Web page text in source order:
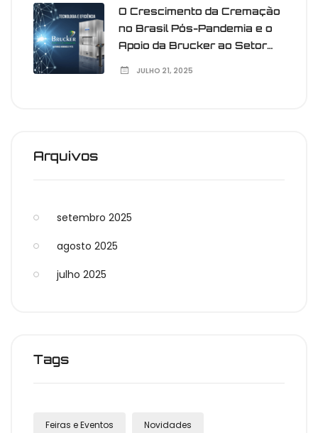
O Crescimento da Cremação
no Brasil Pós-Pandemia e o
Apoio da Brucker ao Setor
JULHO 21, 2025
Arquivos
setembro 2025
agosto 2025
julho 2025
Tags
Feiras e Eventos Novidades